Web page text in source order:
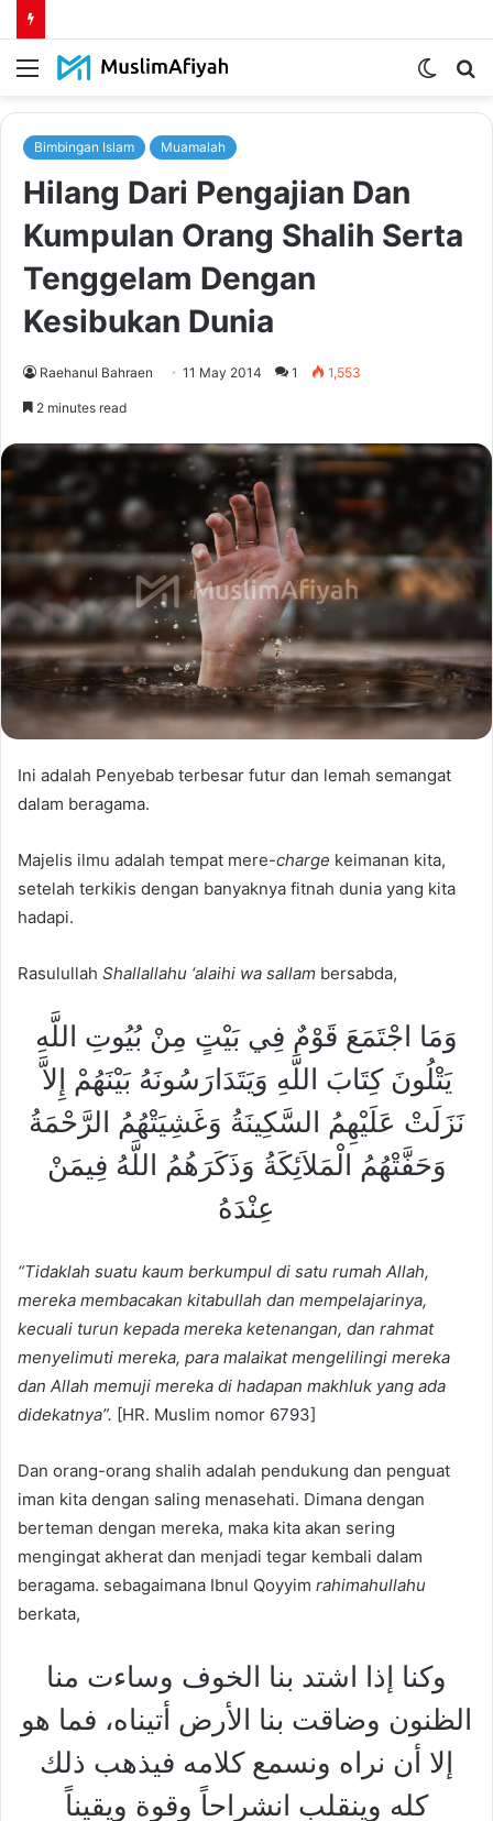
Menu
Switch
Bimbingan Islam Muamalah
Hilang Dari Pengajian Dan
Kumpulan Orang Shalih Serta
Tenggelam Dengan
Kesibukan Dunia
Raehanul Bahraen 11 May 2014 1 1,553
2 minutes read
Ini adalah Penyebab terbesar futur dan lemah semangat
dalam beragama.
Majelis ilmu adalah tempat mere-charge keimanan kita,
setelah terkikis dengan banyaknya fitnah dunia yang kita
hadapi.
Rasulullah Shallallahu ‘alaihi wa sallam bersabda,
وَمَا اجْتَمَعَ قَوْمٌ فِي بَيْتٍ مِنْ بُيُوتِ اللَّهِ
يَتْلُونَ كِتَابَ اللَّهِ وَيَتَدَارَسُونَهُ بَيْنَهُمْ إِلاَّ
نَزَلَتْ عَلَيْهِمُ السَّكِينَةُ وَغَشِيَتْهُمُ الرَّحْمَةُ
وَحَفَّتْهُمُ الْمَلاَئِكَةُ وَذَكَرَهُمُ اللَّهُ فِيمَنْ
عِنْدَهُ
“Tidaklah suatu kaum berkumpul di satu rumah Allah,
mereka membacakan kitabullah dan mempelajarinya,
kecuali turun kepada mereka ketenangan, dan rahmat
menyelimuti mereka, para malaikat mengelilingi mereka
dan Allah memuji mereka di hadapan makhluk yang ada
didekatnya”. [HR. Muslim nomor 6793]
Dan orang-orang shalih adalah pendukung dan penguat
iman kita dengan saling menasehati. Dimana dengan
berteman dengan mereka, maka kita akan sering
mengingat akherat dan menjadi tegar kembali dalam
beragama. sebagaimana Ibnul Qoyyim rahimahullahu
berkata,
وكنا إذا اشتد بنا الخوف وساءت منا
الظنون وضاقت بنا الأرض أتيناه، فما هو
إلا أن نراه ونسمع كلامه فيذهب ذلك
كله وينقلب انشراحاً وقوة ويقيناً